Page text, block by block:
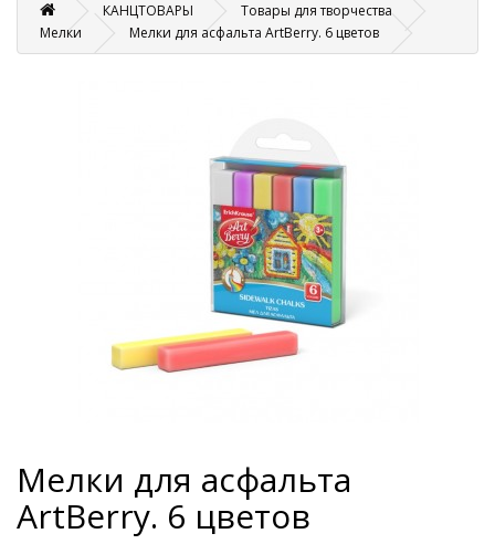
КАНЦТОВАРЫ
Товары для творчества
Мелки
Мелки для асфальта ArtBerry. 6 цветов
Мелки для асфальта
ArtBerry. 6 цветов